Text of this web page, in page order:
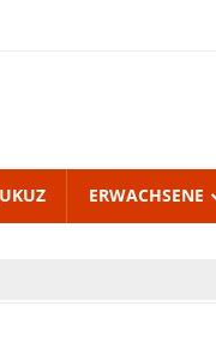
ERWACHSENE